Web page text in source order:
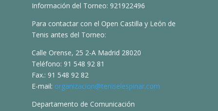
Información del Torneo: 921922496
Para contactar con el Open Castilla y León de
Tenis antes del Torneo:
Calle Orense, 25 2-A Madrid 28020
Teléfono: 91 548 92 81
Fax.: 91 548 92 82
E-mail: organizacion@teniselespinar.com
Departamento de Comunicación